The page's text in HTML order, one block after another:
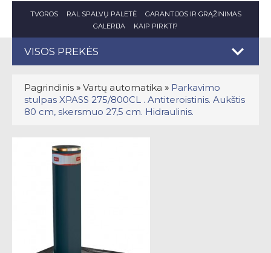
TVOROS RAL SPALVŲ PALETĖ
GARANTIJOS IR GRĄŽINIMAS
GALERIJA
KAIP PIRKTI?
VISOS PREKĖS
Pagrindinis » Vartų automatika » Parkavimo
stulpas XPASS 275/800CL . Antiteroistinis. Aukštis
80 cm, skersmuo 27,5 cm. Hidraulinis.